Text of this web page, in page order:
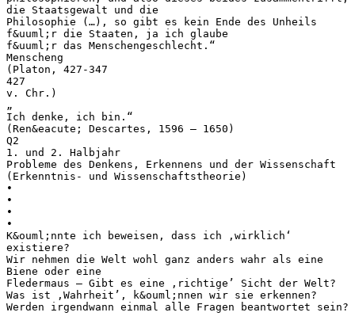
die Staatsgewalt und die
Philosophie (…), so gibt es kein Ende des Unheils
f&uuml;r die Staaten, ja ich glaube
f&uuml;r das Menschengeschlecht.“
Menscheng
(Platon, 427-347
427
v. Chr.)
„
Ich denke, ich bin.“
(Ren&eacute; Descartes, 1596 – 1650)
Q2
1. und 2. Halbjahr
Probleme des Denkens, Erkennens und der Wissenschaft
(Erkenntnis- und Wissenschaftstheorie)
•
•
•
•
K&ouml;nnte ich beweisen, dass ich ‚wirklich‘
existiere?
Wir nehmen die Welt wohl ganz anders wahr als eine
Biene oder eine
Fledermaus – Gibt es eine ‚richtige’ Sicht der Welt?
Was ist ‚Wahrheit’, k&ouml;nnen wir sie erkennen?